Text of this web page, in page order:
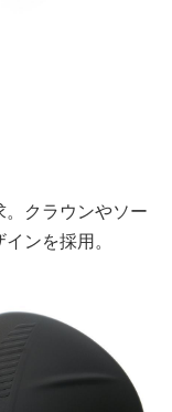
クラウンやソー
ンを採用。